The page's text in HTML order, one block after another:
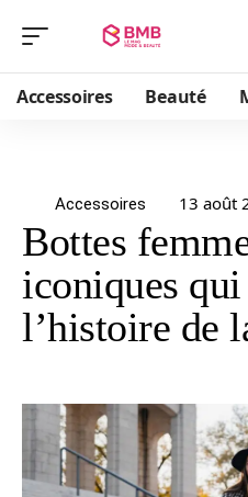
Accessoires Beauté
Accessoires 13 août
Bottes
iconiques
l’histoire de